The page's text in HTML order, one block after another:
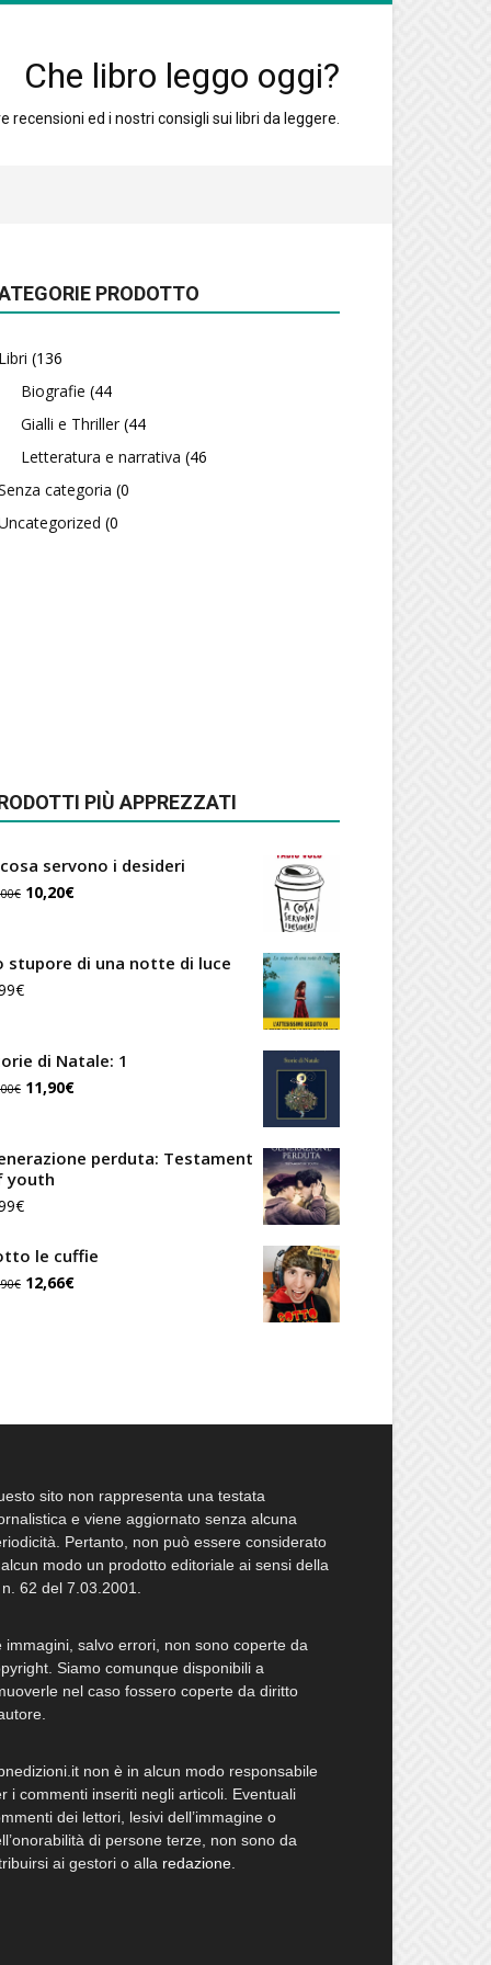
Che libro leggo oggi?
ed i nostri consigli sui libri da leggere.
PRODOTTO
Libri (136
Biografie (44
Gialli e Thriller (44
Letteratura e narrativa (46
categoria (0
(0
PIÙ APPREZZATI
servono i desideri
€ Il
originale
10,20€Il
attuale
stupore di una notte di luce
€
di Natale: 1
€ Il
originale
era:
11,90€Il
attuale
perduta: Testament
youth
€
le cuffie
€ Il
12,66€Il
sito non rappresenta una testata
e viene aggiornato senza alcuna
Pertanto, non può essere considerato
modo un prodotto editoriale ai sensi della
62 del 7.03.2001.
immagini, salvo errori, non sono coperte da
Siamo comunque disponibili a
nel caso fossero coperte da diritto
non è in alcun modo responsabile
i commenti inseriti negli articoli. Eventuali
dei lettori, lesivi dell’immagine o
di persone terze, non sono da
ai gestori o alla redazione